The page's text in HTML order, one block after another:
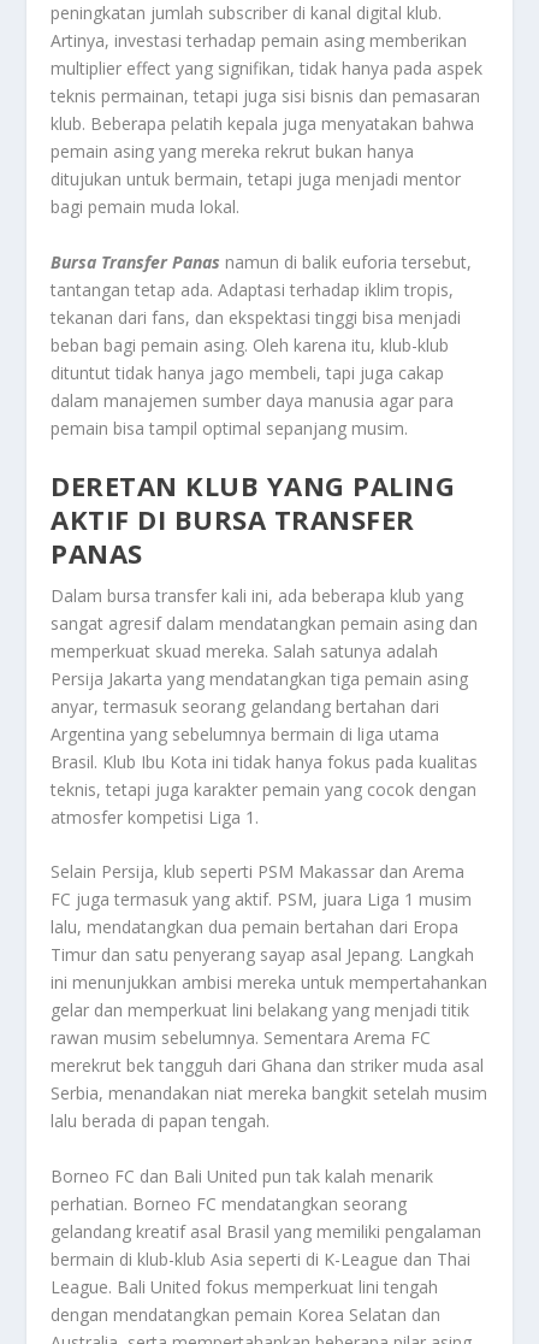
peningkatan jumlah subscriber di kanal digital klub.
Artinya, investasi terhadap pemain asing memberikan
multiplier effect yang signifikan, tidak hanya pada aspek
teknis permainan, tetapi juga sisi bisnis dan pemasaran
klub. Beberapa pelatih kepala juga menyatakan bahwa
pemain asing yang mereka rekrut bukan hanya
ditujukan untuk bermain, tetapi juga menjadi mentor
bagi pemain muda lokal.
Bursa Transfer Panas namun di balik euforia tersebut,
tantangan tetap ada. Adaptasi terhadap iklim tropis,
tekanan dari fans, dan ekspektasi tinggi bisa menjadi
beban bagi pemain asing. Oleh karena itu, klub-klub
dituntut tidak hanya jago membeli, tapi juga cakap
dalam manajemen sumber daya manusia agar para
pemain bisa tampil optimal sepanjang musim.
DERETAN KLUB YANG PALING
AKTIF DI BURSA TRANSFER
PANAS
Dalam bursa transfer kali ini, ada beberapa klub yang
sangat agresif dalam mendatangkan pemain asing dan
memperkuat skuad mereka. Salah satunya adalah
Persija Jakarta yang mendatangkan tiga pemain asing
anyar, termasuk seorang gelandang bertahan dari
Argentina yang sebelumnya bermain di liga utama
Brasil. Klub Ibu Kota ini tidak hanya fokus pada kualitas
teknis, tetapi juga karakter pemain yang cocok dengan
atmosfer kompetisi Liga 1.
Selain Persija, klub seperti PSM Makassar dan Arema
FC juga termasuk yang aktif. PSM, juara Liga 1 musim
lalu, mendatangkan dua pemain bertahan dari Eropa
Timur dan satu penyerang sayap asal Jepang. Langkah
ini menunjukkan ambisi mereka untuk mempertahankan
gelar dan memperkuat lini belakang yang menjadi titik
rawan musim sebelumnya. Sementara Arema FC
merekrut bek tangguh dari Ghana dan striker muda asal
Serbia, menandakan niat mereka bangkit setelah musim
lalu berada di papan tengah.
Borneo FC dan Bali United pun tak kalah menarik
perhatian. Borneo FC mendatangkan seorang
gelandang kreatif asal Brasil yang memiliki pengalaman
bermain di klub-klub Asia seperti di K-League dan Thai
League. Bali United fokus memperkuat lini tengah
dengan mendatangkan pemain Korea Selatan dan